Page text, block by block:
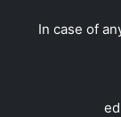
In case of